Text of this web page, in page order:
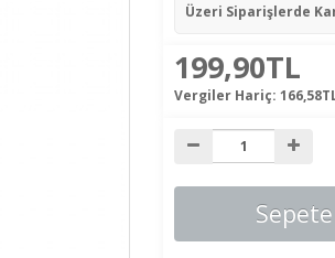
Üzeri Siparişlerde
199,90TL
Vergiler Hariç: